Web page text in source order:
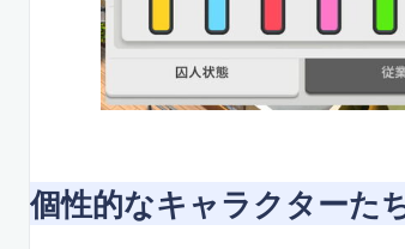
個性的なキャラクターた